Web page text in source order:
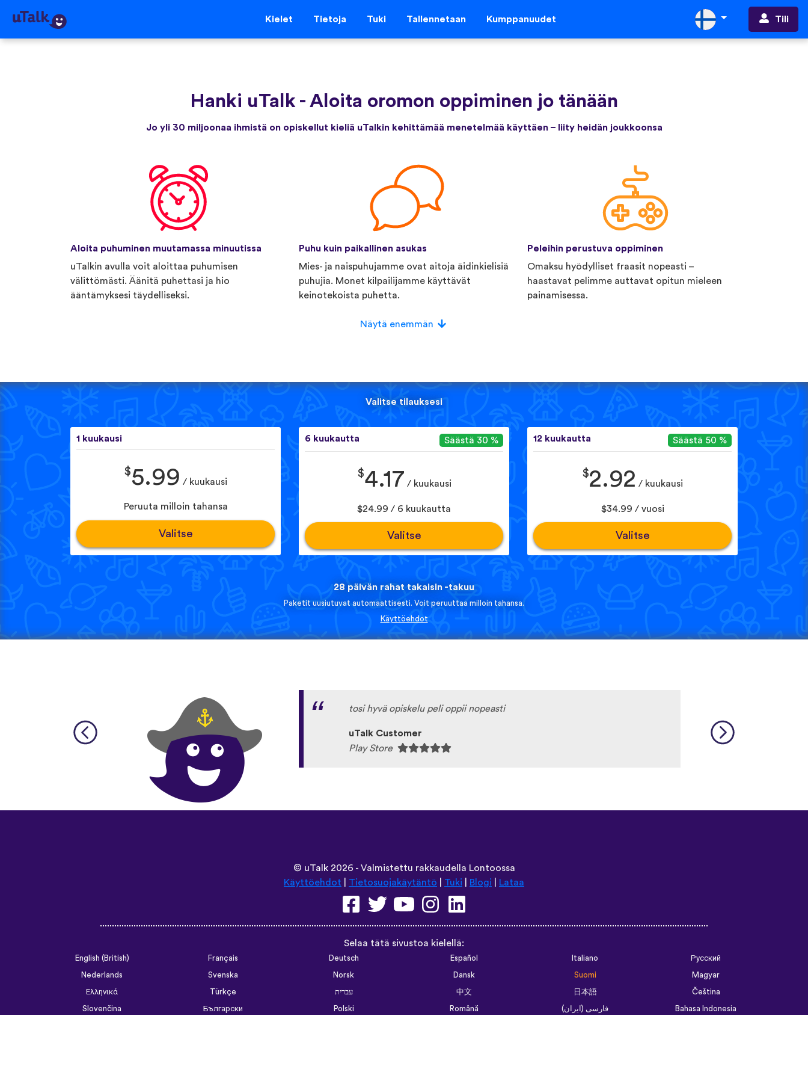
Kielet Tietoja Tuki Tallennetaan Kumppanuudet Tili
Hanki uTalk - Aloita oromon oppiminen jo tänään
Jo yli 30 miljoonaa ihmistä on opiskellut kieliä uTalkin kehittämää menetelmää käyttäen – liity heidän joukkoonsa
Aloita puhuminen muutamassa minuutissa
uTalkin avulla voit aloittaa puhumisen
välittömästi. Äänitä puhettasi ja hio
ääntämyksesi täydelliseksi.
Puhu kuin paikallinen asukas
Mies- ja naispuhujamme ovat aitoja äidinkielisiä
puhujia. Monet kilpailijamme käyttävät
keinotekoista puhetta.
Peleihin perustuva oppiminen
Omaksu hyödylliset fraasit nopeasti –
haastavat pelimme auttavat opitun mieleen
painamisessa.
Näytä enemmän
Valitse tilauksesi
1 kuukausi
$5.99 / kuukausi
Peruuta milloin tahansa
Valitse
6 kuukautta Säästä 30 %
$4.17 / kuukausi
$24.99 / 6 kuukautta
Valitse
12 kuukautta Säästä 50 %
$2.92 / kuukausi
$34.99 / vuosi
Valitse
28 päivän rahat takaisin -takuu
Paketit uusiutuvat automaattisesti. Voit peruuttaa milloin tahansa.
Käyttöehdot
tosi hyvä opiskelu peli oppii nopeasti
uTalk Customer
Play Store
© uTalk2026 - Valmistettu rakkaudella Lontoossa
Käyttöehdot
Tietosuojakäytäntö Tuki Blogi Lataa
Selaa tätä sivustoa kielellä:
English (British) Français Deutsch Español Italiano
Русский
Nederlands
Svenska Norsk Dansk Suomi
Magyar
Ελληνικά
Türkçe עברית 中文 日本語
Čeština
Slovenčina
Български Polski Română فارسی (ایران)
Bahasa Indonesia